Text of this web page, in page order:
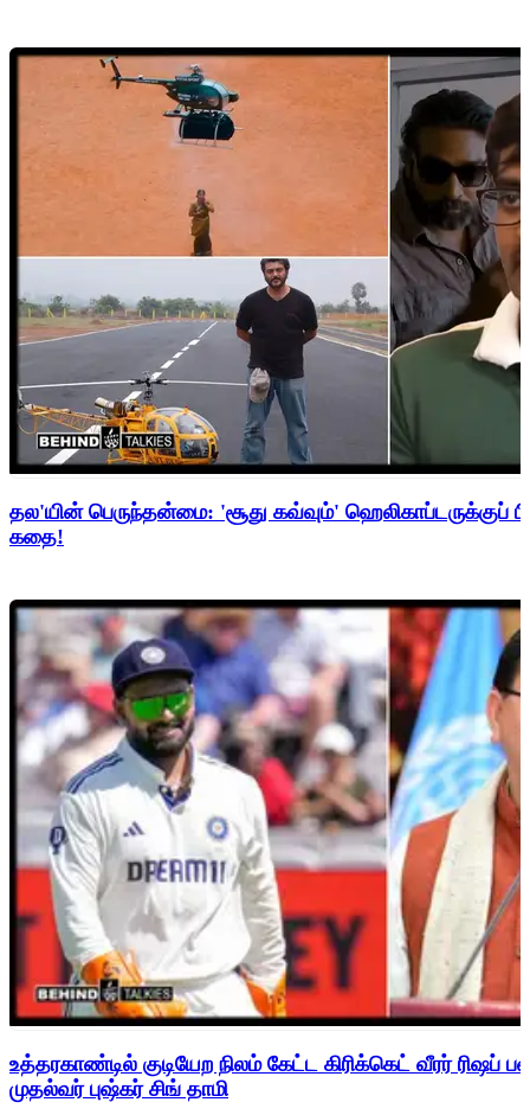
தல'யின் பெருந்தன்மை: 'சூது கவ்வும்' ஹெலிகாப்டருக்குப்
கதை!
உத்தரகாண்டில் குடியேற நிலம் கேட்ட கிரிக்கெட் வீரர்
முதல்வர் புஷ்கர் சிங் தாமி